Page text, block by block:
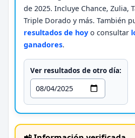
de 2025. Incluye Chance, Zulia,
Triple Dorado y más. También
resultados de hoy o consultar
ganadores.
Ver resultados de otro día: